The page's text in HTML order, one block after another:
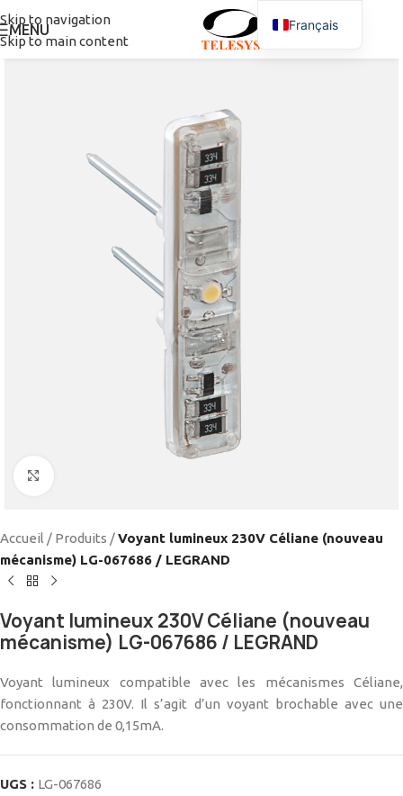
Skip to navigation
Skip to main content
MENU
Accueil / Produits /Voyant lumineux 230V Céliane (nouveau
mécanisme) LG-067686 / LEGRAND
Voyant lumineux 230V Céliane (nouveau
mécanisme) LG-067686 / LEGRAND
Voyant lumineux compatible avec les mécanismes Céliane,
fonctionnant à 230V. Il s’agit d’un voyant brochable avec une
consommation de 0,15mA.
UGS : LG-067686
Français